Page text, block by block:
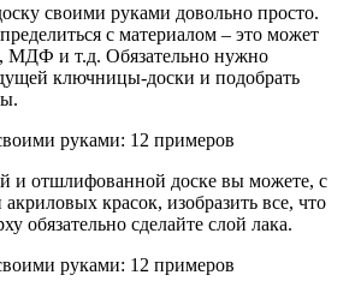
своими руками довольно просто.
с материалом – это может
МДФ и т.д. Обязательно нужно
ключницы-доски и подобрать
и отшлифованной доске вы можете, с
красок, изобразить все, что
обязательно сделайте слой лака.